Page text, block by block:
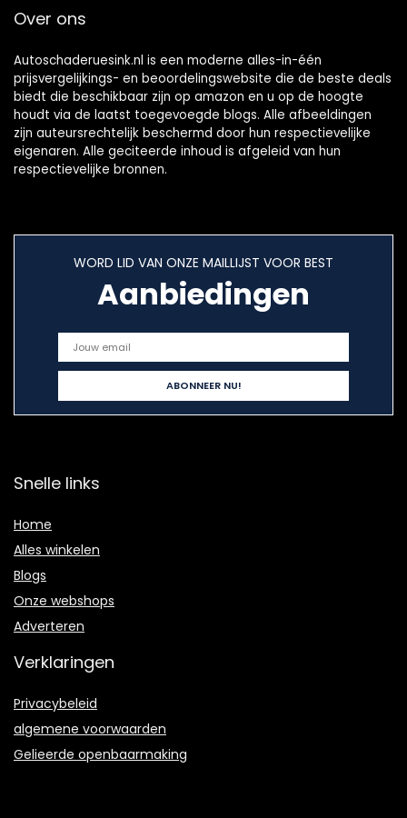
Over ons
Autoschaderuesink.nl is een moderne alles-in-één
prijsvergelijkings- en beoordelingswebsite die de beste deals
biedt die beschikbaar zijn op amazon en u op de hoogte
houdt via de laatst toegevoegde blogs. Alle afbeeldingen
zijn auteursrechtelijk beschermd door hun respectievelijke
eigenaren. Alle geciteerde inhoud is afgeleid van hun
respectievelijke bronnen.
WORD LID VAN ONZE MAILLIJST VOOR BEST
Aanbiedingen
Snelle links
Home
Alles winkelen
Blogs
Onze webshops
Adverteren
Verklaringen
Privacybeleid
algemene voorwaarden
Gelieerde openbaarmaking